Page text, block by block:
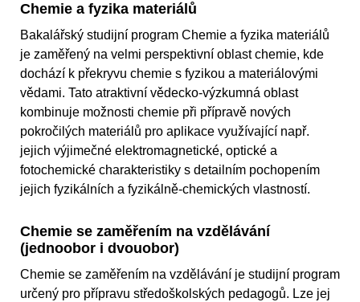
Chemie a fyzika materiálů
Bakalářský studijní program Chemie a fyzika materiálů
je zaměřený na velmi perspektivní oblast chemie, kde
dochází k překryvu chemie s fyzikou a materiálovými
vědami. Tato atraktivní vědecko-výzkumná oblast
kombinuje možnosti chemie při přípravě nových
pokročilých materiálů pro aplikace využívající např.
jejich výjimečné elektromagnetické, optické a
fotochemické charakteristiky s detailním pochopením
jejich fyzikálních a fyzikálně-chemických vlastností.
Chemie se zaměřením na vzdělávání
(jednoobor i dvouobor)
Chemie se zaměřením na vzdělávání je studijní program
určený pro přípravu středoškolských pedagogů. Lze jej